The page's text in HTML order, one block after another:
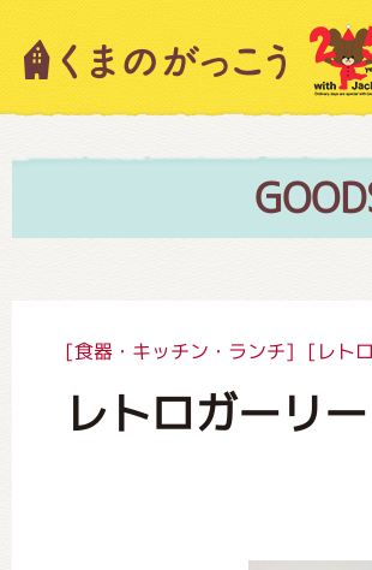
[食器・キッチン・ランチ] [レト
レトロガーリ
キャラクター紹介
絵本・作家紹介